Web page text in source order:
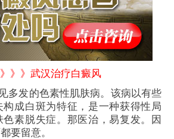
》》武汉治疗白癜风
多发的色素性肌肤病。该病以有些
成白斑为特征，是一种获得性局
色素脱失症。那医治，易复发。因
要留意。